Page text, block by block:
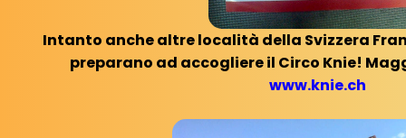
Intanto anche altre località della Svizzera
preparano ad accogliere il Circo Knie!
www.knie.ch